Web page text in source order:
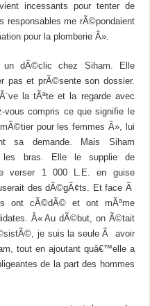
incessants pour tenter de
me rÃ©pondaient
pour la plomberie Â».
un dÃ©clic chez Siham. Elle
pas et prÃ©sente son dossier.
la tÃªte et la regarde avec
compris ce que signifie le
pour les femmes Â», lui
sa demande. Mais Siham
bras. Elle le supplie de
verser 1 000 L.E. en guise
des dÃ©gÃ¢ts. Et face Ã
ont cÃ©dÃ© et ont mÃªme
Â« Au dÃ©but, on Ã©tait
je suis la seule Ã avoir
tout en ajoutant quâ€™elle a
de la part des hommes